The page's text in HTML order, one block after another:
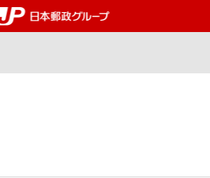
郵便局・日本郵政グルー